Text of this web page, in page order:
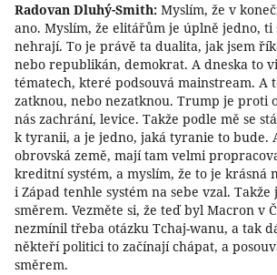
Radovan Dluhý-Smith: Myslím, že v
ano. Myslím, že elitářům je úplně jedno, ti
nehrají. To je právě ta dualita, jak jsem
nebo republikán, demokrat. A dneska to
tématech, které podsouvá mainstream. A
zatknou, nebo nezatknou. Trump je proti
nás zachrání, levice. Takže podle mě se
k tyranii, a je jedno, jaká tyranie to bude.
obrovská země, mají tam velmi
kreditní systém, a myslím, že to je krásná
i Západ tenhle systém na sebe vzal.
směrem. Vezměte si, že teď byl Macron v
nezmínil třeba otázku Tchaj-wanu, a tak
někteří politici to začínají chápat, a
směrem.